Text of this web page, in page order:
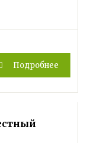
Подробнее